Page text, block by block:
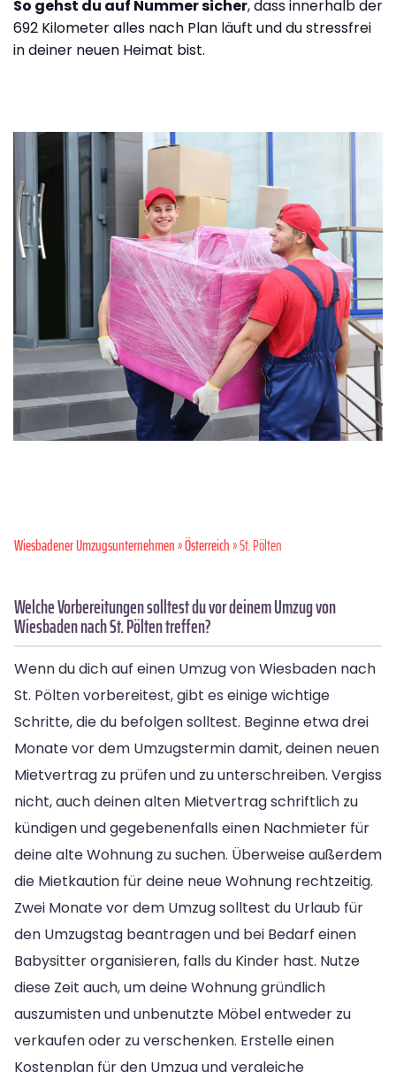
So gehst du auf Nummer sicher, dass innerhalb der
692 Kilometer alles nach Plan läuft und du stressfrei
in deiner neuen Heimat bist.
Wiesbadener Umzugsunternehmen»Österreich» St. Pölten
Welche Vorbereitungen solltest du vor deinem Umzug von
Wiesbaden nach St. Pölten treffen?
Wenn du dich auf einen Umzug von Wiesbaden nach
St. Pölten vorbereitest, gibt es einige wichtige
Schritte, die du befolgen solltest. Beginne etwa drei
Monate vor dem Umzugstermin damit, deinen neuen
Mietvertrag zu prüfen und zu unterschreiben. Vergiss
nicht, auch deinen alten Mietvertrag schriftlich zu
kündigen und gegebenenfalls einen Nachmieter für
deine alte Wohnung zu suchen. Überweise außerdem
die Mietkaution für deine neue Wohnung rechtzeitig.
Zwei Monate vor dem Umzug solltest du Urlaub für
den Umzugstag beantragen und bei Bedarf einen
Babysitter organisieren, falls du Kinder hast. Nutze
diese Zeit auch, um deine Wohnung gründlich
auszumisten und unbenutzte Möbel entweder zu
verkaufen oder zu verschenken. Erstelle einen
Kostenplan für den Umzug und vergleiche